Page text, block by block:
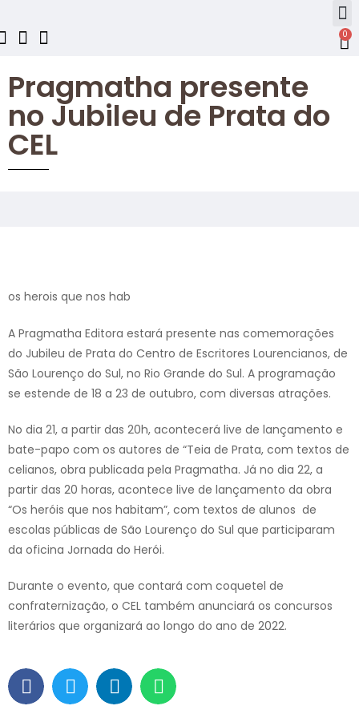
0
Pragmatha presente
no Jubileu de Prata do
CEL
os herois que nos hab
A Pragmatha Editora estará presente nas comemorações
do Jubileu de Prata do Centro de Escritores Lourencianos, de
São Lourenço do Sul, no Rio Grande do Sul. A programação
se estende de 18 a 23 de outubro, com diversas atrações.
No dia 21, a partir das 20h, acontecerá live de lançamento e
bate-papo com os autores de “Teia de Prata, com textos de
celianos, obra publicada pela Pragmatha. Já no dia 22, a
partir das 20 horas, acontece live de lançamento da obra
“Os heróis que nos habitam”, com textos de alunos de
escolas públicas de São Lourenço do Sul que participaram
da oficina Jornada do Herói.
Durante o evento, que contará com coquetel de
confraternização, o CEL também anunciará os concursos
literários que organizará ao longo do ano de 2022.